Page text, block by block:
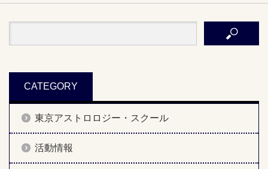
CATEGORY
東京アストロロジー・スクール
活動情報